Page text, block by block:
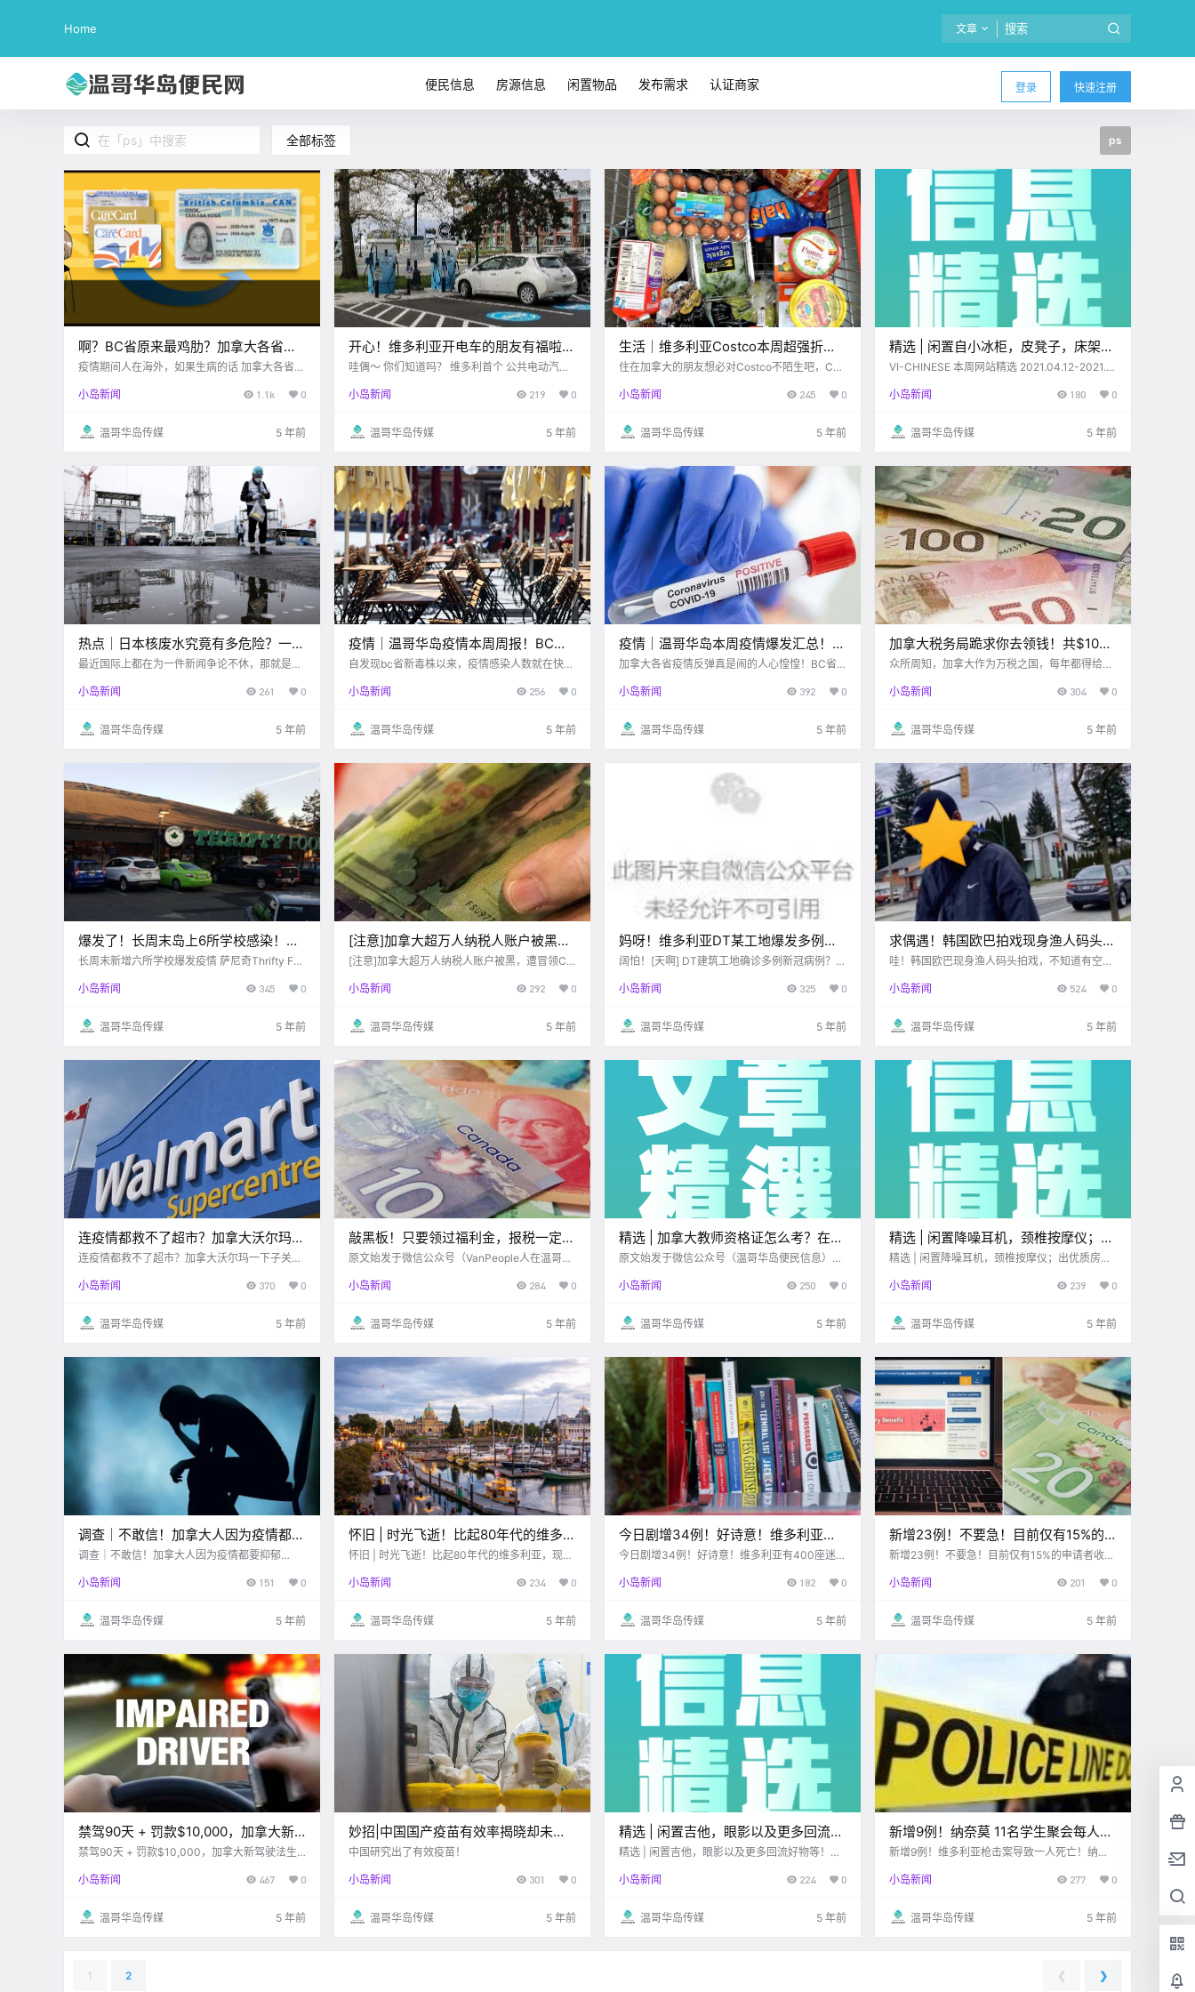
Home 文章
登录 快速注册
便民信息 房源信息 闲置物品 发布需求 认证商家
全部标签 ps
啊？BC省原来最鸡肋？加拿大各省医
保卡大比拼！
疫情期间人在海外，如果生病的话 加拿大各省的
看看吧～ 01.BC省医保卡 — 首先要说的当然是
共只.
小岛新闻 1.1k 0
温哥华岛传媒 5 年前
开心！维多利亚开电车的朋友有福啦！
首个电车充电服务站开放啦！！
哇偶～ 你们知道吗？ 维多利首个 公共电动汽车
这个充电站靠近 约翰逊街大桥(Johnson Street
维.
小岛新闻 219 0
温哥华岛传媒 5 年前
生活｜维多利亚Costco本周超强折扣
精选，走过路过不要错过！！
住在加拿大的朋友想必对Costco不陌生吧，Cos
办了Costco的会员卡，就沉迷于逛Costco无法
小岛新闻 245 0
温哥华岛传媒 5 年前
精选 | 闲置自小冰柜，皮凳子，床架；
近uvic出租；求人修理水泵；薡茶招人
VI-CHINESE 本周网站精选 2021.04.12-2021.0
凳子 【闲置】小冰柜$20 ，皮凳子$10，包包4
小岛新闻 180 0
温哥华岛传媒 5 年前
热点｜日本核废水究竟有多危险？一篇
文章了解日本核废水排入海的原委！
最近国际上都在为一件新闻争论不休，那就是日
小编来看看事情的起因经过吧。 google 说起这
日东京时间14:4.
小岛新闻 261 0
温哥华岛传媒 5 年前
疫情｜温哥华岛疫情本周周报！BC省
将或延长禁堂食至五月…
自发现bc省新毒株以来，疫情感染人数就在快速
BC省首席卫生官Bonnie Henry表示，第三波疫
起来看看本周岛上的疫情情况吧.
小岛新闻 256 0
温哥华岛传媒 5 年前
疫情｜温哥华岛本周疫情爆发汇总！新
毒株传播力极高…
加拿大各省疫情反弹真是闹的人心惶惶！BC省
一个小长假内，BC省新增确诊人数就高达4,040
3宗确诊个案，再创单日最高纪录。不仅如.
小岛新闻 392 0
温哥华岛传媒 5 年前
加拿大税务局跪求你去领钱！共$10亿
支票未兑现，每人最多几千刀！
众所周知，加拿大作为万税之国，每年都得给他
退税，不过我也经常会想，假如有一天学费用完
么凡，即使加拿大税务局给他钱.
小岛新闻 304 0
温哥华岛传媒 5 年前
爆发了！长周末岛上6所学校感染！还
有维多利亚的这家超市…
长周末新增六所学校爆发疫情 萨尼奇Thrifty Foo
间 维多利亚再次疯狂爆发疫情 共计有6所学校内
小岛新闻 345 0
温哥华岛传媒 5 年前
[注意]加拿大超万人纳税人账户被黑，
遭冒领CERB福利金！
[注意]加拿大超万人纳税人账户被黑，遭冒领CE
小岛新闻
292 0
温哥华岛传媒 5 年前
妈呀！维多利亚DT某工地爆发多例新
冠！别想了，BC省疫情政策近期不会
阔怕！[天啊] DT建筑工地确诊多例新冠病例？流
散步啦！！BC省短期内解封无望，亨利博士表
小岛新闻 325 0
温哥华岛传媒 5 年前
求偶遇！韩国欧巴拍戏现身渔人码头！
开森，RRU今年秋季将或恢复面授
哇！韩国欧巴现身渔人码头拍戏，不知道有空会
人或有生命危险...好消息，RRU官宣九月将或重
小岛新闻 524 0
温哥华岛传媒 5 年前
连疫情都救不了超市？加拿大沃尔玛一
下子关闭6家店！原因居然是…
连疫情都救不了超市？加拿大沃尔玛一下子关闭
小岛新闻
370 0
温哥华岛传媒 5 年前
敲黑板！只要领过福利金，报税一定要
做这事！否则罚到你哭！
原文始发于微信公众号（VanPeople人在温哥
季，今年保税可谓是有史以来最复杂的保税年
福利金，领的时候很爽，但是在报税前.
小岛新闻 284 0
温哥华岛传媒 5 年前
精选 | 加拿大教师资格证怎么考？在家
办公抵税即可退$500！
原文始发于微信公众号（温哥华岛便民信息）：
4-2021.01.31 www.vi-chinese.com 认证一
小岛新闻 250 0
温哥华岛传媒 5 年前
精选 | 闲置降噪耳机，颈椎按摩仪；出
优质房源；求带物，求厨具；大学生找
精选 | 闲置降噪耳机，颈椎按摩仪；出优质房
小岛新闻
239 0
温哥华岛传媒 5 年前
调查｜不敢信！加拿大人因为疫情都要
抑郁了！！
调查｜不敢信！加拿大人因为疫情都要抑郁
小岛新闻
151 0
温哥华岛传媒 5 年前
怀旧 | 时光飞逝！比起80年代的维多利
亚，现代更增添了一丝悠然自得！
怀旧 | 时光飞逝！比起80年代的维多利亚，现代
小岛新闻
234 0
温哥华岛传媒 5 年前
今日剧增34例！好诗意！维多利亚有
400座迷你信箱图书馆！昨夜妖风造成
今日剧增34例！好诗意！维多利亚有400座迷你
小岛新闻
182 0
温哥华岛传媒 5 年前
新增23例！不要急！目前仅有15%的
申请者收到了BC省福利金！！维多利
新增23例！不要急！目前仅有15%的申请者收到
盗窃”案件！！
小岛新闻 201 0
温哥华岛传媒 5 年前
禁驾90天 + 罚款$10,000，加拿大新
驾驶法生效！严查分心驾驶 ……
禁驾90天 + 罚款$10,000，加拿大新驾驶法生
小岛新闻
467 0
温哥华岛传媒 5 年前
妙招|中国国产疫苗有效率揭晓却未公
布细节,张文宏建议:领导先打
中国研究出了有效疫苗！
小岛新闻 301 0
温哥华岛传媒 5 年前
精选 | 闲置吉他，眼影以及更多回流好
物等！一只德牧小宝宝找新家……
精选 | 闲置吉他，眼影以及更多回流好物等！一
小岛新闻
224 0
温哥华岛传媒 5 年前
新增9例！纳奈莫 11名学生聚会每人被
罚$230！！
新增9例！维多利亚枪击案导致一人死亡！纳奈
小岛新闻
277 0
温哥华岛传媒 5 年前
1 2 ❮ ❯